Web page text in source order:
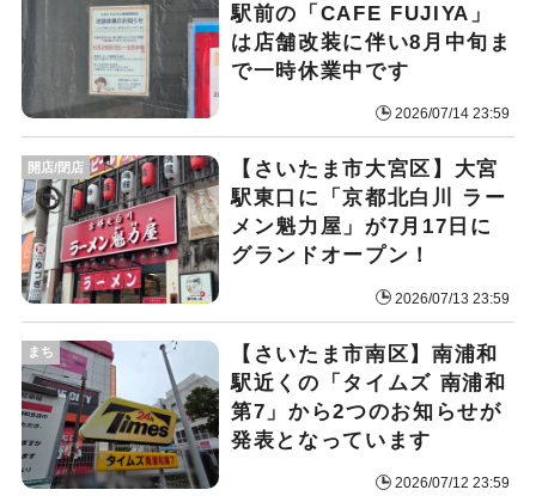
駅前の「CAFE FUJIYA」
は店舗改装に伴い8月中旬ま
で一時休業中です
2026/07/14 23:59
【さいたま市大宮区】大宮
駅東口に「京都北白川 ラー
メン魁力屋」が7月17日に
グランドオープン！
2026/07/13 23:59
開店/閉店
【さいたま市南区】南浦和
駅近くの「タイムズ 南浦和
第7」から2つのお知らせが
発表となっています
2026/07/12 23:59
まち